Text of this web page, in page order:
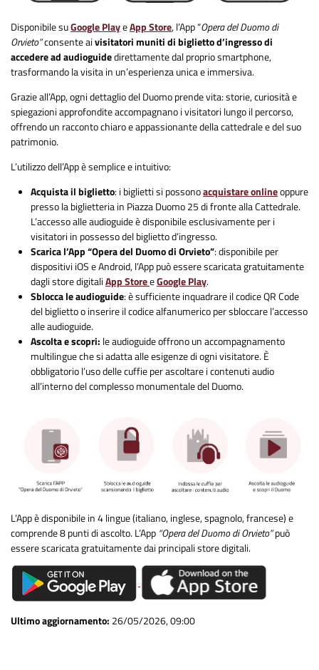
Disponibile suGoogle PlayeApp Store, l’App “Opera del Duomo di
Orvieto”consente aivisitatori muniti di biglietto d’ingresso di
accedere ad audioguidedirettamente dal proprio smartphone,
trasformando la visita in un’esperienza unica e immersiva.
Grazie all’App, ogni dettaglio del Duomo prende vita: storie, curiosità e
spiegazioni approfondite accompagnano i visitatori lungo il percorso,
offrendo un racconto chiaro e appassionante della cattedrale e del suo
patrimonio.
L’utilizzo dell’App è semplice e intuitivo:
Acquista il biglietto: i biglietti si possonoacquistare onlineoppure
presso la biglietteria in Piazza Duomo 25 di fronte alla Cattedrale.
L’accesso alle audioguide è disponibile esclusivamente per i
visitatori in possesso del biglietto d’ingresso.
Scarica l’App “Opera del Duomo di Orvieto”: disponibile per
dispositivi iOS e Android, l’App può essere scaricata gratuitamente
dagli store digitaliApp StoreeGoogle Play.
Sblocca le audioguide: è sufficiente inquadrare il codice QR Code
del biglietto o inserire il codice alfanumerico per sbloccare l’accesso
alle audioguide.
Ascolta e scopri: le audioguide offrono un accompagnamento
multilingue che si adatta alle esigenze di ogni visitatore. È
obbligatorio l’uso delle cuffie per ascoltare i contenuti audio
all’interno del complesso monumentale del Duomo.
L’App è disponibile in 4 lingue (italiano, inglese, spagnolo, francese) e
comprende 8 punti di ascolto. L’App “Opera del Duomo di Orvieto”può
essere scaricata gratuitamente dai principali store digitali.
Ultimo aggiornamento: 26/05/2026, 09:00